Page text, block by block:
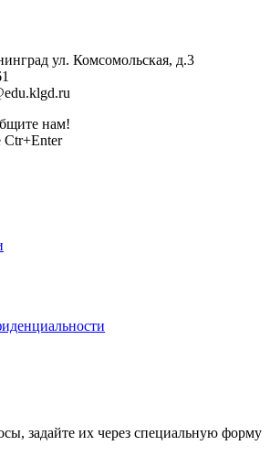
ул. Комсомольская, д.3
нам!
задайте их через специальную форму